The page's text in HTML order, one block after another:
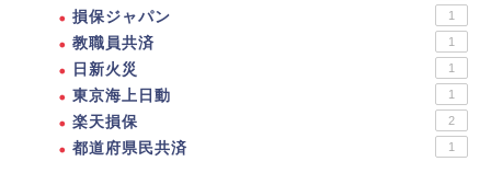
損保ジャパン 1
教職員共済 1
日新火災 1
東京海上日動 1
楽天損保 2
都道府県民共済 1